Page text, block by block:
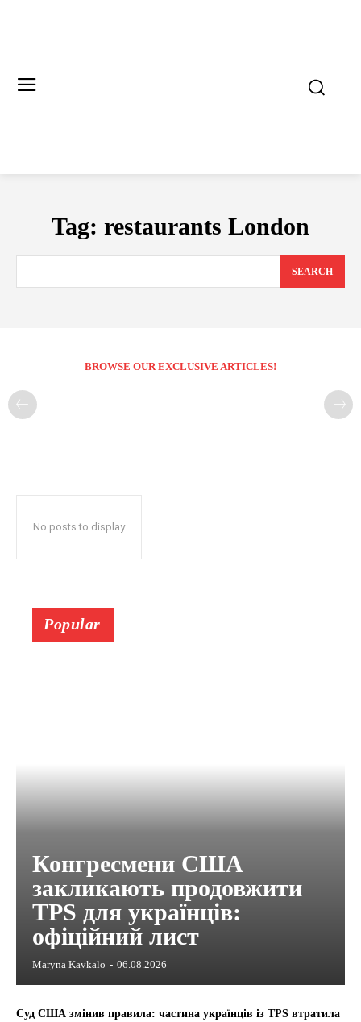
Tag: restaurants London
SEARCH
BROWSE OUR EXCLUSIVE ARTICLES!
No posts to display
Popular
Конгресмени США
закликають продовжити
TPS для українців:
офіційний лист
Maryna Kavkalo - 06.08.2026
Суд США змінив правила: частина українців із TPS втратила